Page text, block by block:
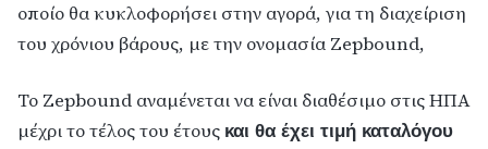
οποίο θα κυκλοφορήσει στην αγορά, για τη διαχείριση
του χρόνιου βάρους, με την ονομασία Zepbound,
Το Zepbound αναμένεται να είναι διαθέσιμο στις ΗΠΑ
μέχρι το τέλος του έτους και θα έχει τιμή καταλόγου